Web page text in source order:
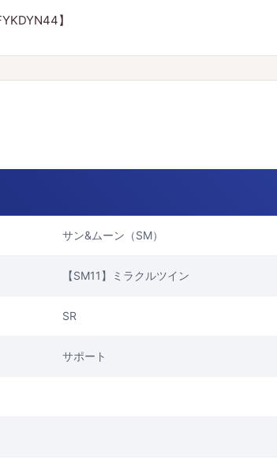
】
サン&ムーン（SM）
【SM11】ミラクルツイン
SR
サポート